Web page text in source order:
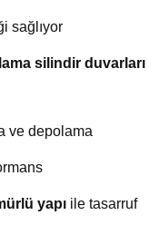
sağlıyor
silindir duvarları
ve depolama
yapı ile tasarruf